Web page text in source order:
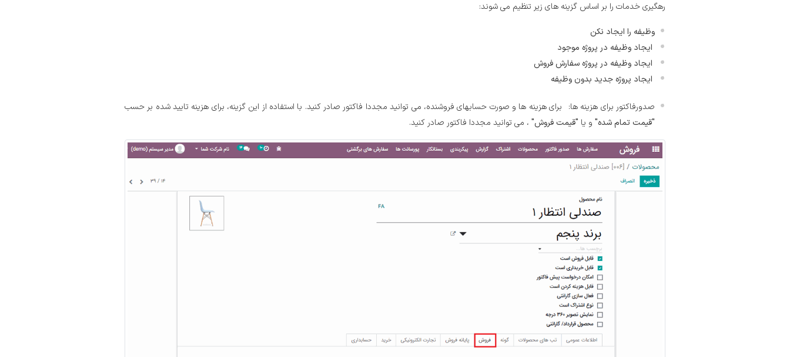
رهگیری خدمات را بر اساس گزینه های زیر تنظیم می شوند:
وظیفه را ایجاد نکن
ایجاد وظیفه در پروژه موجود
ایجاد وظیفه در پروژه سفارش فروش
ایجاد پروژه جدید بدون وظیفه
صدورفاکتور برای هزینه ها:
برای هزینه ها و صورت حسابهای فروشنده، می توانید مجددا فاکتور صادر کنید. با استفاده از این گزینه، برای هزینه تایید شده بر حسب
"قیمت تمام شده" و یا "قیمت فروش" ، می توانید مجددا فاکتور صادر کنید.